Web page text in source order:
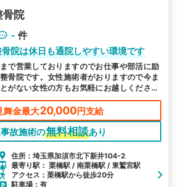
骨院
- 件
院は休日も通院しやすい環境です
で営業しておりますのでお仕事や部活に励
骨院です。女性施術者がおりますので今ま
がない女性の方もお気軽にお越しくださ
ご来院も歓迎です。
舞金最大20,000円支給
故施術の無料相談あり
住所：埼玉県加須市北下新井104-2
最寄り駅： 栗橋駅 / 南栗橋駅 / 東鷲宮駅
アクセス：栗橋駅から徒歩20分
駐車場：有